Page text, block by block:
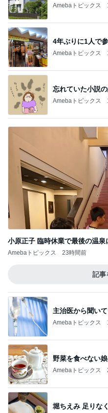
Amebaトピックス
4年ぶりに1人で
Amebaトピックス
忘れていた小説
Amebaトピックス
小原正子 臨時休業で最後の温泉
Amebaトピックス 23時間前
記事
主治医から聞い
Amebaトピックス
野菜を食べない
Amebaトピックス
堀ちえみ 足りな